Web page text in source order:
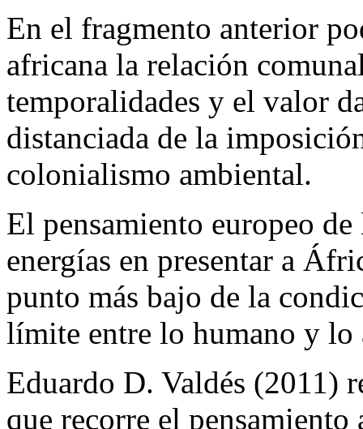
En el fragmento anterior
africana la relación
temporalidades y el valor
distanciada de la
colonialismo ambiental.
El pensamiento europeo
energías en presentar a
punto más bajo de la
límite entre lo humano y lo
Eduardo D. Valdés (2011)
que recorre el